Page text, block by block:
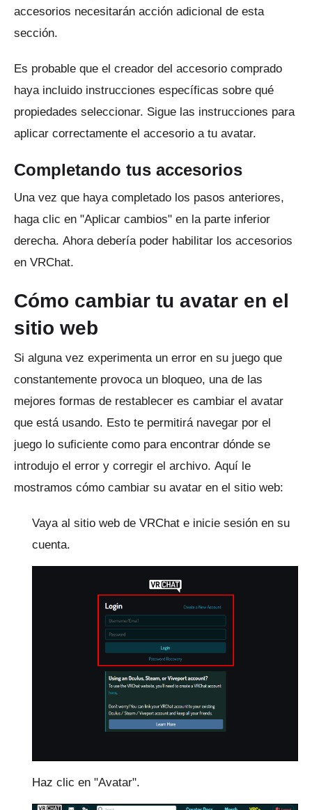
accesorios necesitarán acción adicional de esta
sección.
Es probable que el creador del accesorio comprado
haya incluido instrucciones específicas sobre qué
propiedades seleccionar. Sigue las instrucciones para
aplicar correctamente el accesorio a tu avatar.
Completando tus accesorios
Una vez que haya completado los pasos anteriores,
haga clic en "Aplicar cambios" en la parte inferior
derecha. Ahora debería poder habilitar los accesorios
en VRChat.
Cómo cambiar tu avatar en el
sitio web
Si alguna vez experimenta un error en su juego que
constantemente provoca un bloqueo, una de las
mejores formas de restablecer es cambiar el avatar
que está usando. Esto te permitirá navegar por el
juego lo suficiente como para encontrar dónde se
introdujo el error y corregir el archivo. Aquí le
mostramos cómo cambiar su avatar en el sitio web:
Vaya al sitio web de VRChat e inicie sesión en su
cuenta.
Haz clic en "Avatar".